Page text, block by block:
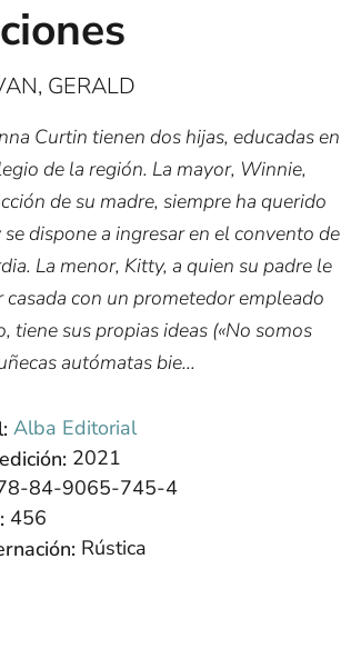
GERALD
Curtin tienen dos hijas, educadas en
de la región. La mayor, Winnie,
de su madre, siempre ha querido
se dispone a ingresar en el convento de
La menor, Kitty, a quien su padre le
casada con un prometedor empleado
tiene sus propias ideas («No somos
autómatas bie...
Alba Editorial
2021
84-9065-745-4
456
Rústica